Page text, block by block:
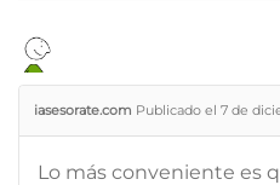
iasesorate.com Publicado el 7 de
Lo más conveniente es